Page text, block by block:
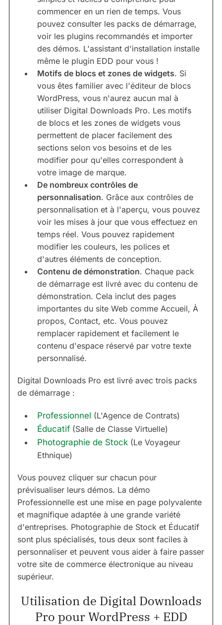
commencer en un rien de temps. Vous
pouvez consulter les packs de démarrage,
voir les plugins recommandés et importer
des démos. L'assistant d'installation installe
même le plugin EDD pour vous !
Motifs de blocs et zones de widgets. Si
vous êtes familier avec l'éditeur de blocs
WordPress, vous n'aurez aucun mal à
utiliser Digital Downloads Pro. Les motifs
de blocs et les zones de widgets vous
permettent de placer facilement des
sections selon vos besoins et de les
modifier pour qu'elles correspondent à
votre image de marque.
De nombreux contrôles de
personnalisation. Grâce aux contrôles de
personnalisation et à l'aperçu, vous pouvez
voir les mises à jour que vous effectuez en
temps réel. Vous pouvez rapidement
modifier les couleurs, les polices et
d'autres éléments de conception.
Contenu de démonstration. Chaque pack
de démarrage est livré avec du contenu de
démonstration. Cela inclut des pages
importantes du site Web comme Accueil, À
propos, Contact, etc. Vous pouvez
remplacer rapidement et facilement le
contenu d'espace réservé par votre texte
personnalisé.
Digital Downloads Pro est livré avec trois packs
de démarrage :
Professionnel (L'Agence de Contrats)
Éducatif (Salle de Classe Virtuelle)
Photographie de Stock (Le Voyageur
Ethnique)
Vous pouvez cliquer sur chacun pour
prévisualiser leurs démos. La démo
Professionnelle est une mise en page polyvalente
et magnifique adaptée à une grande variété
d'entreprises. Photographie de Stock et Éducatif
sont plus spécialisés, tous deux sont faciles à
personnaliser et peuvent vous aider à faire passer
votre site de commerce électronique au niveau
supérieur.
Utilisation de Digital Downloads
Pro pour WordPress + EDD